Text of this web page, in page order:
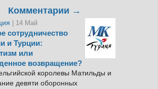
Комментарии →
| 14 Май
сотрудничество
и Турции:
или
возвращение?
королевы Матильды и
девяти оборонных